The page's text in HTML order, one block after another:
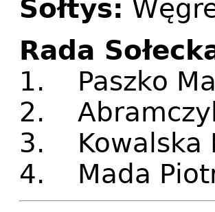
Sołtys:
Rada
1. Paszko
2. Abramczyk
3. Kowalska
4. Mada Piotr